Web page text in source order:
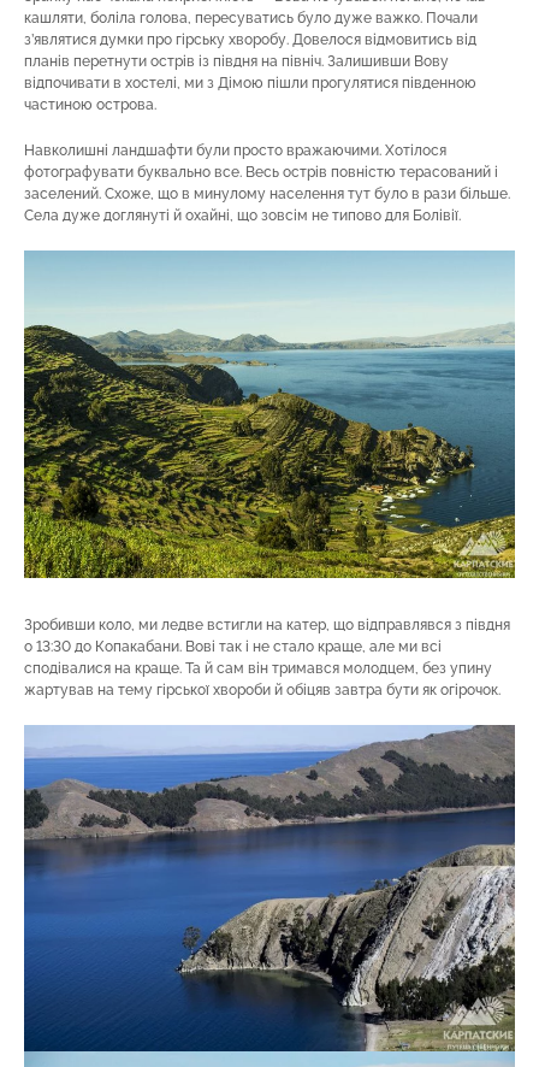
кашляти, боліла голова, пересуватись було дуже важко. Почали
з’являтися думки про гірську хворобу. Довелося відмовитись від
планів перетнути острів із півдня на північ. Залишивши Вову
відпочивати в хостелі, ми з Дімою пішли прогулятися південною
частиною острова.
Навколишні ландшафти були просто вражаючими. Хотілося
фотографувати буквально все. Весь острів повністю терасований і
заселений. Схоже, що в минулому населення тут було в рази більше.
Села дуже доглянуті й охайні, що зовсім не типово для Болівії.
Зробивши коло, ми ледве встигли на катер, що відправлявся з півдня
о 13:30 до Копакабани. Вові так і не стало краще, але ми всі
сподівалися на краще. Та й сам він тримався молодцем, без упину
жартував на тему гірської хвороби й обіцяв завтра бути як огірочок.